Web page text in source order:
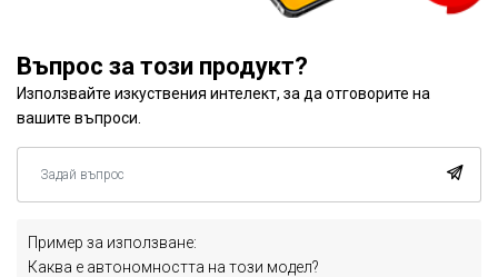
Въпрос за този продукт?
Използвайте изкуствения интелект, за да отговорите на
вашите въпроси.
Пример за използване:
Каква е автономността на този модел?